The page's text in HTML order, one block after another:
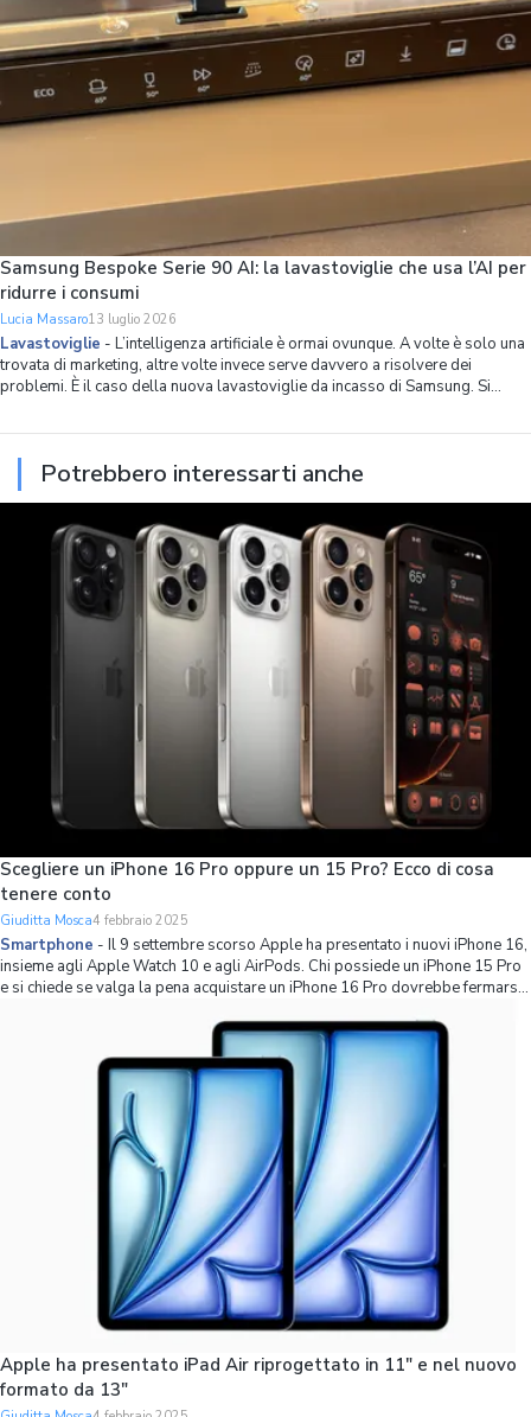
Samsung Bespoke Serie 90 AI: la lavastoviglie che usa l’AI per
ridurre i consumi
Lucia Massaro13 luglio 2026
Lavastoviglie - L’intelligenza artificiale è ormai ovunque. A volte è solo una
trovata di marketing, altre volte invece serve davvero a risolvere dei
problemi. È il caso della nuova lavastoviglie da incasso di Samsung. Si
modo capillare
Potrebbero interessarti anche
Scegliere un iPhone 16 Pro oppure un 15 Pro? Ecco di cosa
tenere conto
Giuditta Mosca4 febbraio 2025
Smartphone - Il 9 settembre scorso Apple ha presentato i nuovi iPhone 16,
insieme agli Apple Watch 10 e agli AirPods. Chi possiede un iPhone 15 Pro
e si chiede se valga la pena acquistare un iPhone 16 Pro dovrebbe fermarsi
Apple ha presentato iPad Air riprogettato in 11″ e nel nuovo
formato da 13″